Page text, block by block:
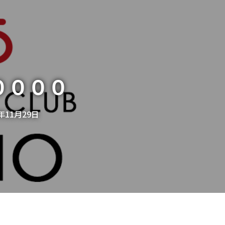
０００
11月29日